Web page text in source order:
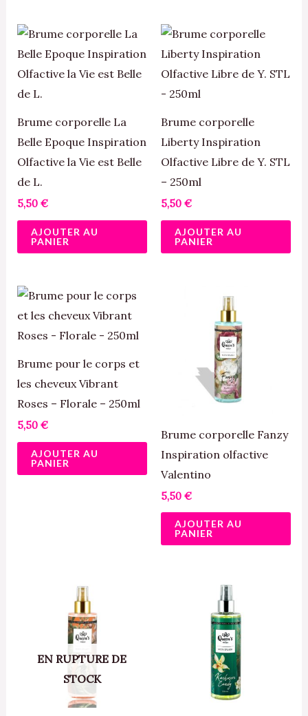
Brume corporelle La
Belle Epoque Inspiration
Olfactive la Vie est Belle
de L.
5,50 €
AJOUTER AU
PANIER
Brume corporelle
Liberty Inspiration
Olfactive Libre de Y. STL
– 250ml
5,50 €
AJOUTER AU
PANIER
Brume pour le corps et
les cheveux Vibrant
Roses – Florale – 250ml
5,50 €
AJOUTER AU
PANIER
Brume corporelle Fanzy
Inspiration olfactive
Valentino
5,50 €
AJOUTER AU
PANIER
EN RUPTURE DE
STOCK